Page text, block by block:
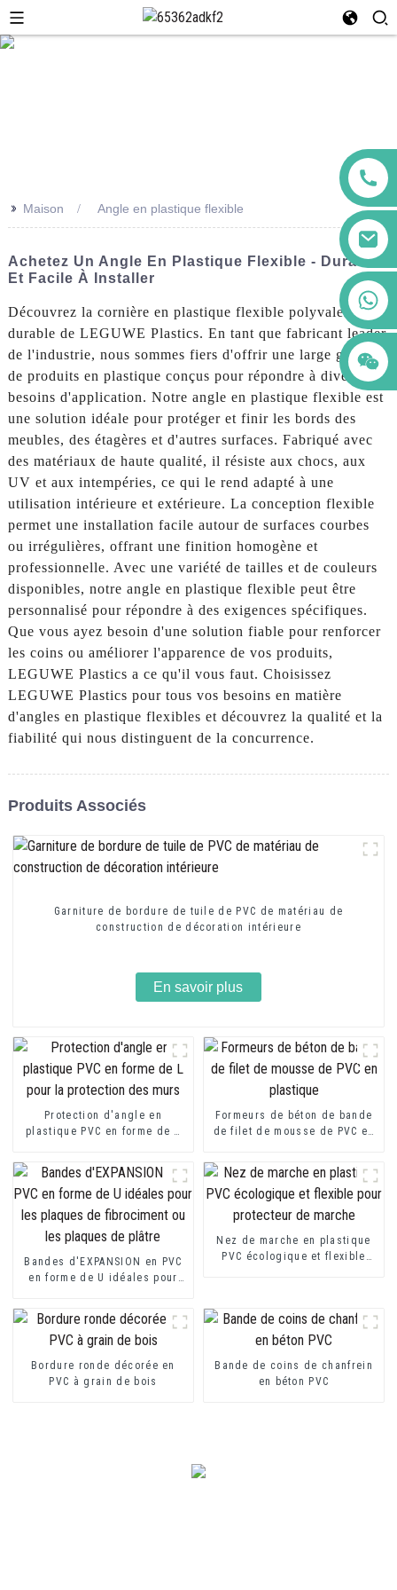
>> Maison Angle en plastique flexible
Achetez Un Angle En Plastique Flexible - Durable
Et Facile À Installer
Découvrez la cornière en plastique flexible polyvalente et
durable de LEGUWE Plastics. En tant que fabricant leader
de l'industrie, nous sommes fiers d'offrir une large gamme
de produits en plastique conçus pour répondre à divers
besoins d'application. Notre angle en plastique flexible est
une solution idéale pour protéger et finir les bords des
meubles, des étagères et d'autres surfaces. Fabriqué avec
des matériaux de haute qualité, il résiste aux chocs, aux
UV et aux intempéries, ce qui le rend adapté à une
utilisation intérieure et extérieure. La conception flexible
permet une installation facile autour de surfaces courbes
ou irrégulières, offrant une finition homogène et
professionnelle. Avec une variété de tailles et de couleurs
disponibles, notre angle en plastique flexible peut être
personnalisé pour répondre à des exigences spécifiques.
Que vous ayez besoin d'une solution fiable pour renforcer
les coins ou améliorer l'apparence de vos produits,
LEGUWE Plastics a ce qu'il vous faut. Choisissez
LEGUWE Plastics pour tous vos besoins en matière
d'angles en plastique flexibles et découvrez la qualité et la
fiabilité qui nous distinguent de la concurrence.
Produits Associés
Garniture de bordure de tuile de PVC de matériau de
construction de décoration intérieure
En savoir plus
Protection d'angle en
plastique PVC en forme de L
Formeurs de béton de bande
de filet de mousse de PVC en
Bandes d'EXPANSION en PVC
en forme de U idéales pour
Nez de marche en plastique
PVC écologique et flexible
Bordure ronde décorée en
PVC à grain de bois
Bande de coins de chanfrein
en béton PVC